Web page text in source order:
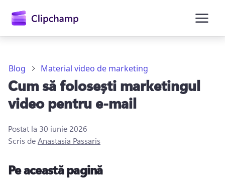
principal
Încercați gratuit
Blog Material video de marketing
Cum să folosești marketingul
video pentru e-mail
Postat la 30 iunie 2026
Scris deAnastasia Passaris
Pe această pagină